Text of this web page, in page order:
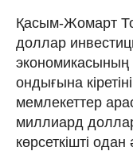
Қасым-Жомарт
доллар
экономикасының
ондығына
мемлекеттер
миллиард
көрсеткішті